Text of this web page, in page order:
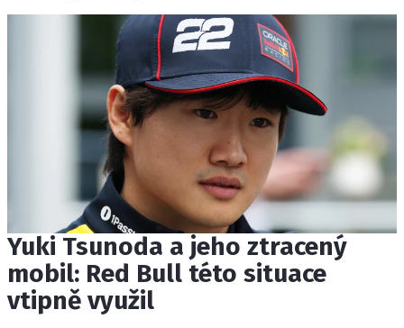
Yuki Tsunoda a jeho ztracený
mobil: Red Bull této situace
vtipně využil